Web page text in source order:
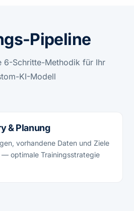
Pipeline
6-Schritte-Methodik für Ihr
KI-Modell
& Planung
vorhandene Daten und Ziele
— optimale Trainingsstrategie